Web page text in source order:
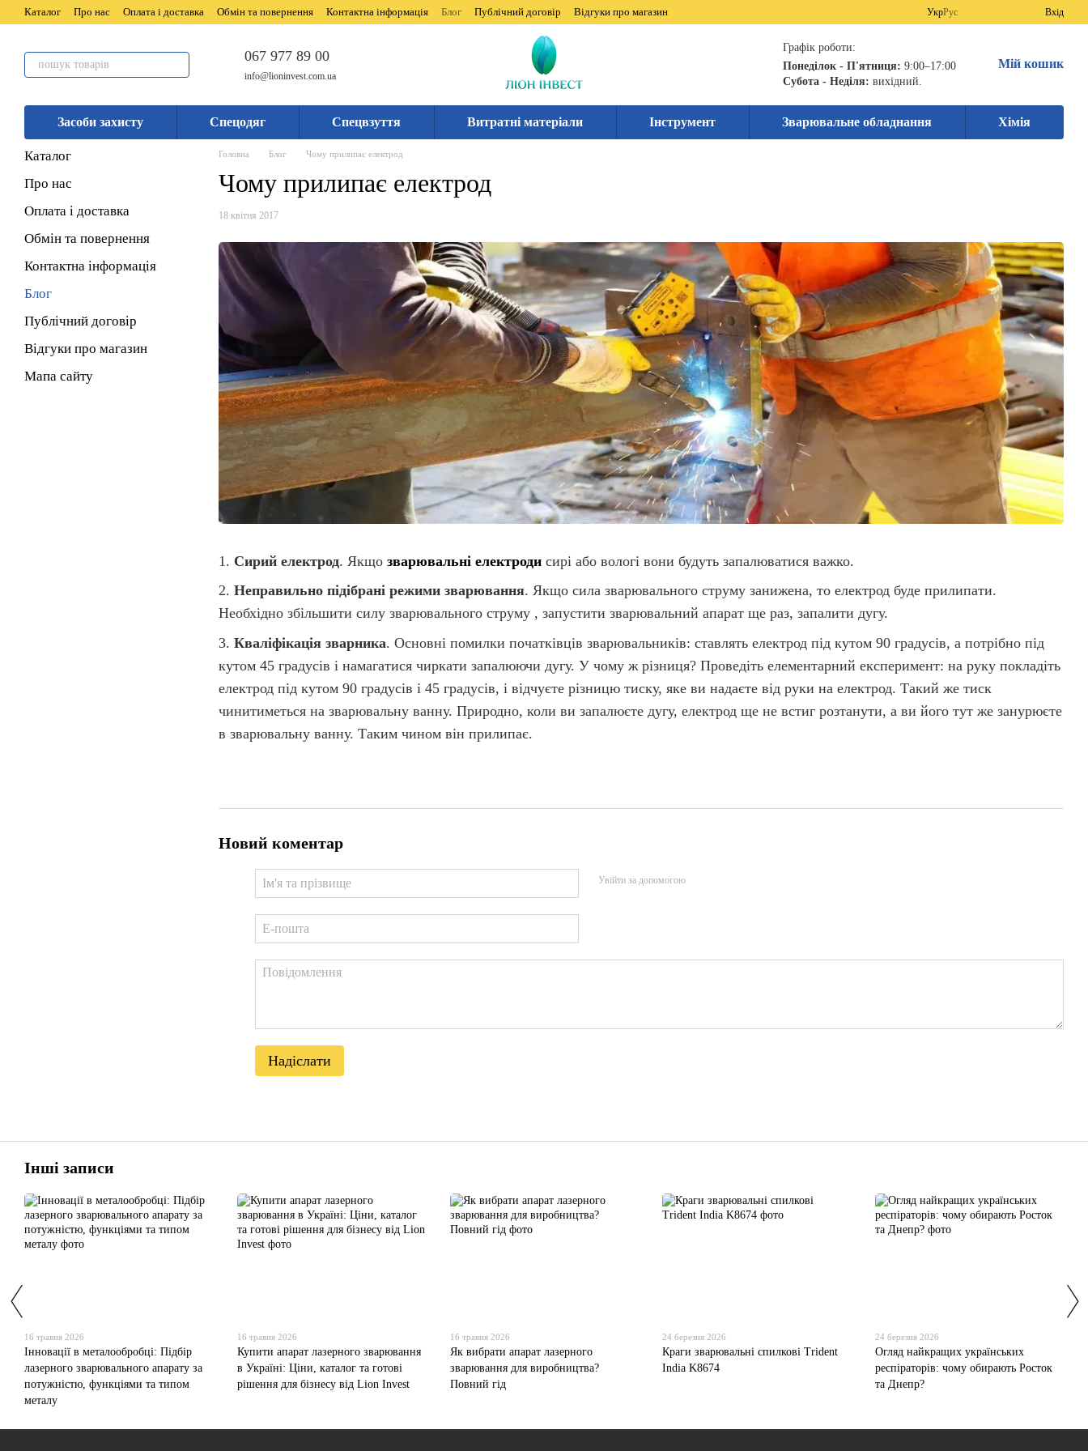
Перейти до основного контенту
Каталог Про нас Оплата і доставка Обмін та повернення Контактна інформація Блог Публічний договір Відгуки про магазин УкрРус Вхід
067 977 89 00
info@lioninvest.com.ua
Графік роботи:
Понеділок - П'ятниця: 9:00–17:00
Субота - Неділя: вихідний.
Мій кошик
Засоби захисту Спецодяг Спецвзуття Витратні матеріали Інструмент Зварювальне обладнання Хімія
Головна Блог Чому прилипає електрод
Чому прилипає електрод
18 квітня 2017
1. Сирий електрод. Якщо зварювальні електроди сирі або вологі вони будуть запалюватися важко.
2. Неправильно підібрані режими зварювання. Якщо сила зварювального струму занижена, то електрод буде прилипати.
Необхідно збільшити силу зварювального струму , запустити зварювальний апарат ще раз, запалити дугу.
3. Кваліфікація зварника. Основні помилки початківців зварювальників: ставлять електрод під кутом 90 градусів, а потрібно під
кутом 45 градусів і намагатися чиркати запалюючи дугу. У чому ж різниця? Проведіть елементарний експеримент: на руку покладіть
електрод під кутом 90 градусів і 45 градусів, і відчуєте різницю тиску, яке ви надаєте від руки на електрод. Такий же тиск
чинитиметься на зварювальну ванну. Природно, коли ви запалюєте дугу, електрод ще не встиг розтанути, а ви його тут же занурюєте
в зварювальну ванну. Таким чином він прилипає.
Новий коментар
Увійти за допомогою
Надіслати
Каталог
Про нас
Оплата і доставка
Обмін та повернення
Контактна інформація
Блог
Публічний договір
Відгуки про магазин
Мапа сайту
Інші записи
16 травня 2026
Інновації в металообробці: Підбір
лазерного зварювального апарату за
потужністю, функціями та типом
металу
16 травня 2026
Купити апарат лазерного зварювання
в Україні: Ціни, каталог та готові
рішення для бізнесу від Lion Invest
16 травня 2026
Як вибрати апарат лазерного
зварювання для виробництва?
Повний гід
24 березня 2026
Краги зварювальні спилкові Trident
India K8674
24 березня 2026
Огляд найкращих українських
респіраторів: чому обирають Росток
та Днепр?